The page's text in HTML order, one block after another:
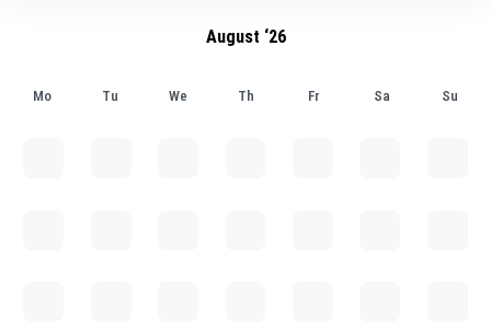
August ‘26
Mo Tu We Th Fr Sa Su